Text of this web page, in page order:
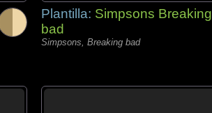
Plantilla: Simpsons Breaking
bad
Simpsons, Breaking bad